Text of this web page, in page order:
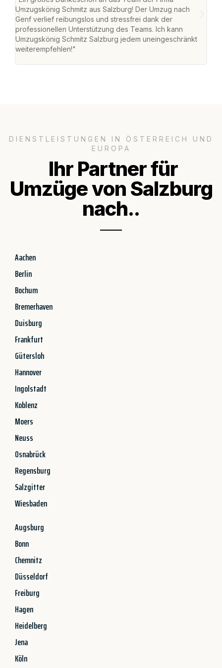
Umzugskönig Schmitz aus Salzburg! Der Umzug nach
Genf verlief reibungslos und stressfrei dank der
professionellen Unterstützung des Teams. Ich kann
Umzugskönig Schmitz Salzburg jedem uneingeschränkt
weiterempfehlen!"
DIENSTLEISTUNGEN IN ÖSTERREICH UND
EUROPA
Ihr Partner für
Umzüge von Salzburg
nach..
Aachen
Berlin
Bochum
Bremerhaven
Duisburg
Frankfurt
Gütersloh
Hannover
Ingolstadt
Koblenz
Moers
Neuss
Osnabrück
Regensburg
Salzgitter
Wiesbaden
Augsburg
Bonn
Chemnitz
Düsseldorf
Freiburg
Hagen
Heidelberg
Jena
Köln